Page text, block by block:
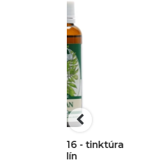
P16 - tinktúra
Bakopa
tinktúra